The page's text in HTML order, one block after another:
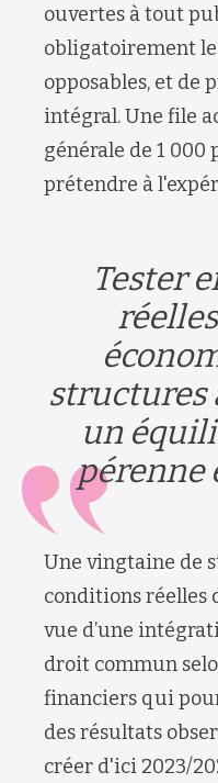
ouvertes à tout
obligatoirement
opposables, et de
intégral. Une file
générale de 1
prétendre à
Tester
structures
un
pérenne
Une vingtaine de
conditions réelles
vue d’une
droit commun
financiers qui
des résultats
créer d'ici 2023/